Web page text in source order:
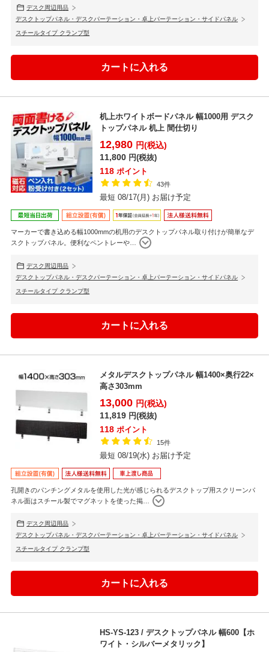
デスク周辺用品
デスクトップパネル・デスクパーテーション・卓上パーテーション・サイドパネル
スチールタイプ クランプ型
机上ホワイトボードパネル 幅1000用 デスク
トップパネル 机上 間仕切り
12,980 円(税込)
11,800 円(税抜)
118 ポイント
43件
最短 08/17(月) お届け予定
マーカーで書き込める幅1000mmの机用のデスクトップパネル取り付けが簡単なデ
スクトップパネル。便利なペントレーや…
デスク周辺用品
デスクトップパネル・デスクパーテーション・卓上パーテーション・サイドパネル
スチールタイプ クランプ型
メタルデスクトップパネル 幅1400×奥行22×
高さ303mm
13,000 円(税込)
11,819 円(税抜)
118 ポイント
15件
最短 08/19(水) お届け予定
孔開きのパンチングメタルを使用した光が感じられるデスクトップ用スクリーンパ
ネル面はスチール製でマグネットを使った掲…
デスク周辺用品
デスクトップパネル・デスクパーテーション・卓上パーテーション・サイドパネル
スチールタイプ クランプ型
HS-YS-123 / デスクトップパネル 幅600【ホ
ワイト・シルバーメタリック】